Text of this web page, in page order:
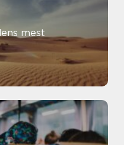
mest